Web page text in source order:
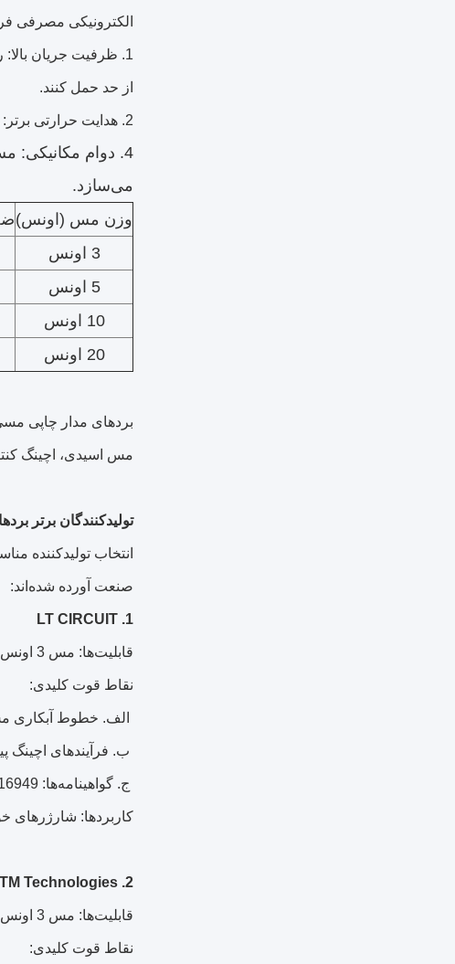
الکترونیکی مصرفی
1. ظرفیت جریان
از حد حمل کنند.
2. هدایت حرارتی برتر: هدایت حرارتی بالای مس (401 وات بر متر کلوین) گرما را از اجزا دور می‌کند و نقاط داغ را کاهش می‌دهد.
4. دوام مکانیکی:
می‌سازد.
وزن مس (اونس)
3 اونس
5 اونس
10 اونس
20 اونس
بردهای مدار چاپی
مس اسیدی، اچینگ
تولیدکنندگان برتر
انتخاب تولیدکننده
صنعت آورده شده‌اند:
1. LT CIRCUIT
قابلیت‌ها: مس 3 اونس تا 20 اونس، طرح‌های 4 تا 20 لایه و تلرانس‌های دقیق (±5٪ در ضخامت مس).
نقاط قوت کلیدی:
الف. خطوط آبکاری
ب. فرآیندهای اچینگ پیشرفته
ج. گواهینامه‌ها: ISO 9001، IATF 16949 (خودرو) و AS9100 (هوافضا).
کاربردها: شارژرهای
2. TTM Technologies (ایالات متحده آمریکا)
قابلیت‌ها: مس 3 اونس تا 12 اونس، بردهای با فرمت بزرگ (تا 600 میلی‌متر × 1200 میلی‌متر).
نقاط قوت کلیدی: